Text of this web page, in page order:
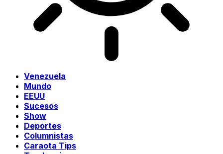
Venezuela
Mundo
EEUU
Sucesos
Show
Deportes
Columnistas
Caraota Tips